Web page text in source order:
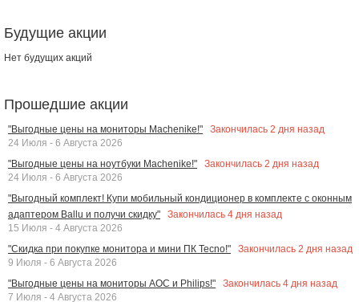
Будущие акции
Нет будущих акций
Прошедшие акции
"Выгодные цены на мониторы Machenike!" Закончилась 2 дня назад
24 Июля - 6 Августа 2026
"Выгодные цены на ноутбуки Machenike!"
Закончилась 2 дня назад
24 Июля - 6 Августа 2026
"Выгодный комплект! Купи мобильный кондиционер в комплекте с оконным
адаптером Ballu и получи скидку"
Закончилась 4 дня назад
15 Июля - 4 Августа 2026
"Скидка при покупке монитора и мини ПК Tecno!"
Закончилась 2 дня назад
9 Июля - 6 Августа 2026
"Выгодные цены на мониторы AOC и Philips!"
Закончилась 4 дня назад
7 Июля - 4 Августа 2026